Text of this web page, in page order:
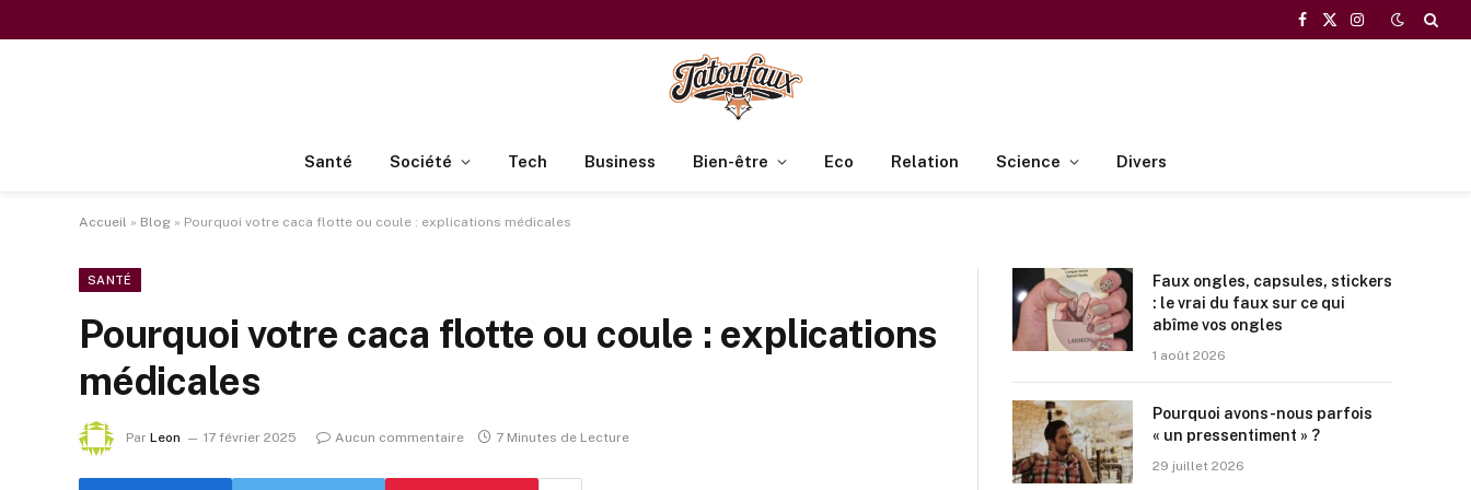
Facebook
X
Instagram
Santé Société Tech Business Bien-être Eco Relation Science Divers
Accueil » Blog » Pourquoi votre caca flotte ou coule : explications médicales
SANTÉ
Pourquoi votre caca flotte ou coule : explications
médicales
Par Leon 17 février 2025 Aucun commentaire 7 Minutes de Lecture
Faux ongles, capsules, stickers
: le vrai du faux sur ce qui
abîme vos ongles
1 août 2026
Pourquoi avons-nous parfois
« un pressentiment » ?
29 juillet 2026